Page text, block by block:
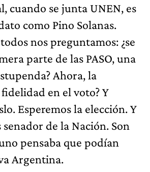
cuando se junta UNEN, es
como Pino Solanas.
nos preguntamos: ¿se
parte de las PASO, una
Ahora, la
en el voto? Y
Esperemos la elección. Y
senador de la Nación. Son
pensaba que podían
Argentina.